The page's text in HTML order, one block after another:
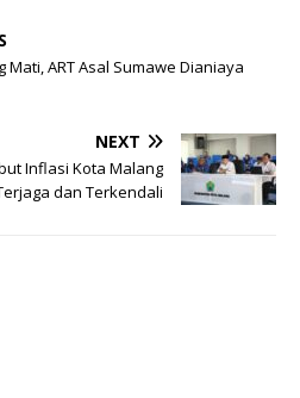
Mati, ART Asal Sumawe Dianiaya
NEXT
Inflasi Kota Malang
dan Terkendali